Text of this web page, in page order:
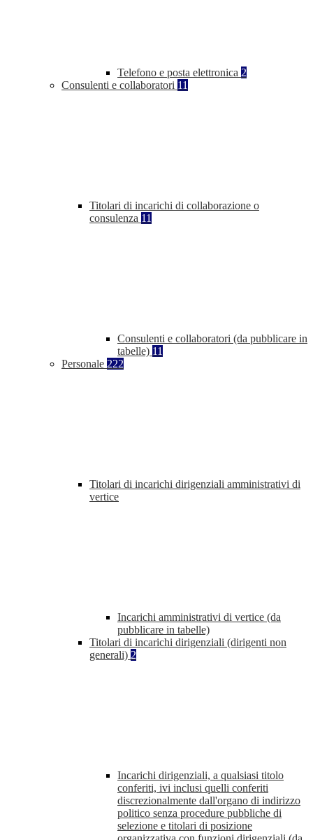
Telefono e posta elettronica 2
Consulenti e collaboratori 11
Titolari di incarichi di collaborazione o
consulenza 11
Consulenti e collaboratori (da pubblicare in
tabelle) 11
Personale 222
Titolari di incarichi dirigenziali amministrativi di
vertice
Incarichi amministrativi di vertice (da
pubblicare in tabelle)
Titolari di incarichi dirigenziali (dirigenti non
generali) 2
Incarichi dirigenziali, a qualsiasi titolo
conferiti, ivi inclusi quelli conferiti
discrezionalmente dall'organo di indirizzo
politico senza procedure pubbliche di
selezione e titolari di posizione